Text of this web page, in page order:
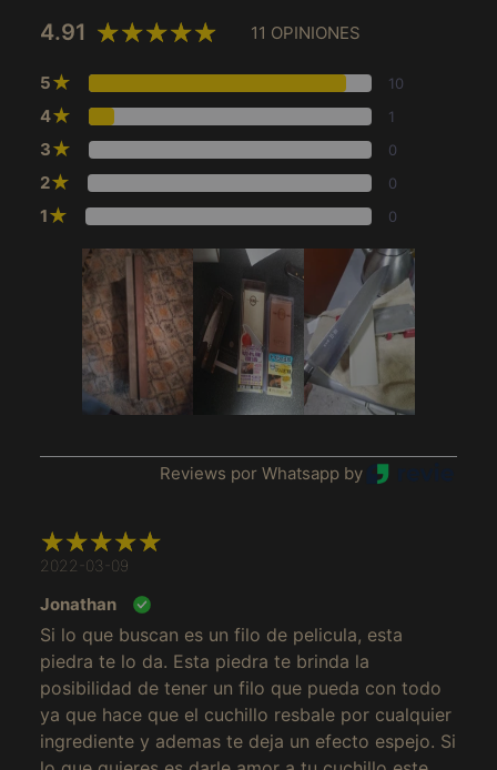
4.91 11 OPINIONES
5★ 10
4★ 1
3★ 0
2★ 0
1★ 0
Reviews por Whatsapp by
2022-03-09
Jonathan
Si lo que buscan es un filo de pelicula, esta
piedra te lo da. Esta piedra te brinda la
posibilidad de tener un filo que pueda con todo
ya que hace que el cuchillo resbale por cualquier
ingrediente y ademas te deja un efecto espejo. Si
Afghanistan (MXN $)
Åland Islands (MXN
$)
Albania (MXN $)